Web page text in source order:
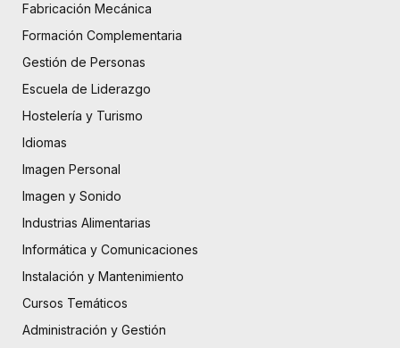
Fabricación Mecánica
Formación Complementaria
Gestión de Personas
Escuela de Liderazgo
Hostelería y Turismo
Idiomas
Imagen Personal
Imagen y Sonido
Industrias Alimentarias
Informática y Comunicaciones
Instalación y Mantenimiento
Cursos Temáticos
Administración y Gestión